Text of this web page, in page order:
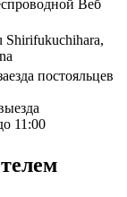
Веб
Shirifukuchihara,
постояльцев
11:00